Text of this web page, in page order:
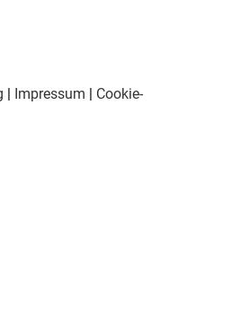
| Impressum | Cookie-